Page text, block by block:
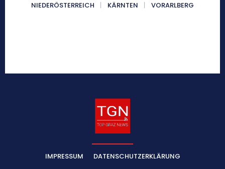
NIEDERÖSTERREICH
KÄRNTEN VORARLBERG
IMPRESSUM DATENSCHUTZERKLÄRUNG